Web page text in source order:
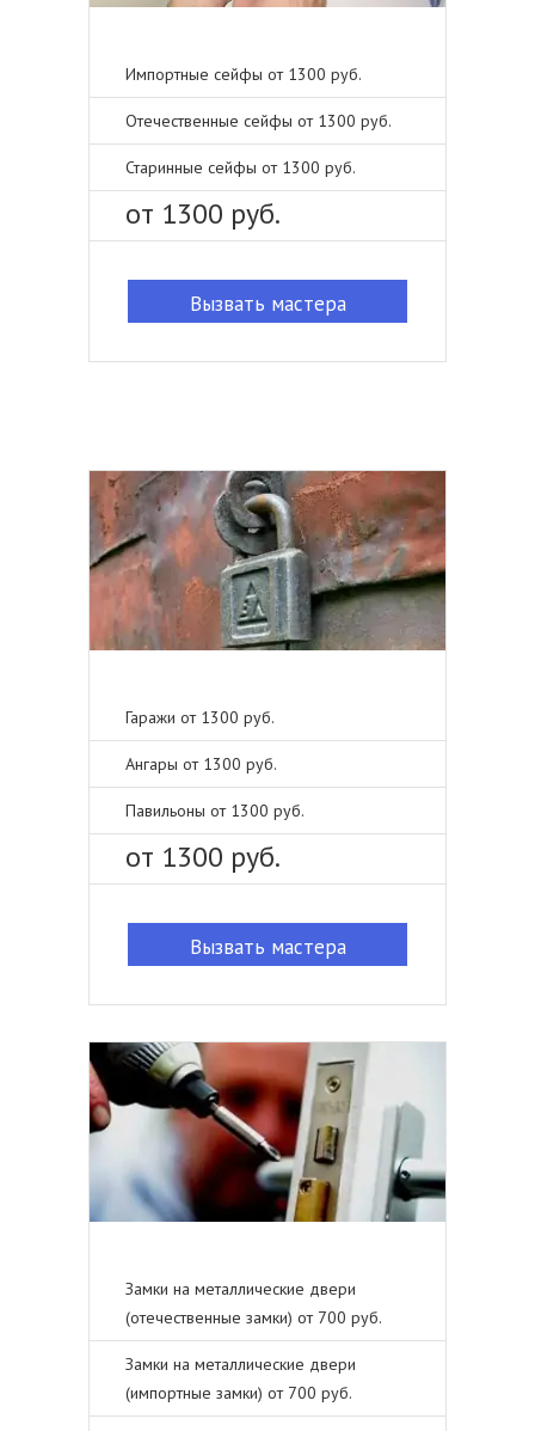
Импортные сейфы от 1300 руб.
Отечественные сейфы от 1300 руб.
Старинные сейфы от 1300 руб.
от 1300 руб.
Вызвать мастера
Гаражи от 1300 руб.
Ангары от 1300 руб.
Павильоны от 1300 руб.
от 1300 руб.
Вызвать мастера
Замки на металлические двери
(отечественные замки) от 700 руб.
Замки на металлические двери
(импортные замки) от 700 руб.